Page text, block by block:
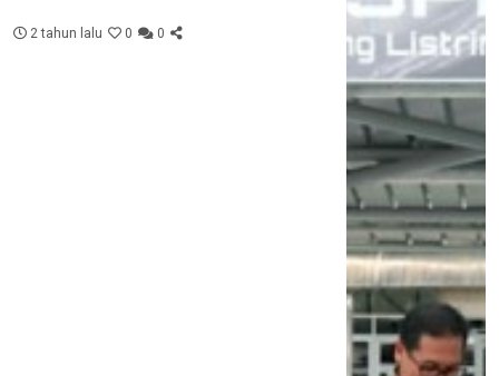
2 tahun lalu 0 0